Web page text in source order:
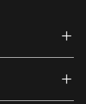
ーズに
ー